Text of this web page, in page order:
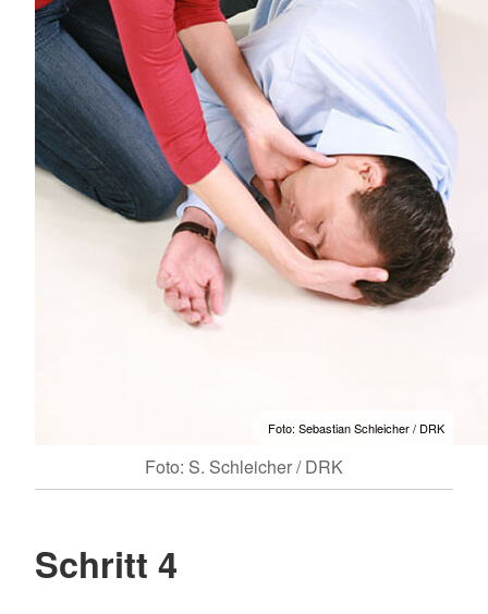
Foto: Sebastian Schleicher / DRK
Foto: S. Schleicher / DRK
Schritt 4